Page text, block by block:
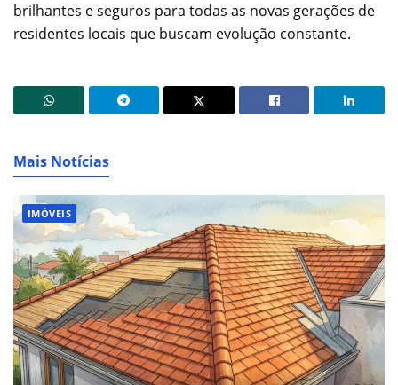
brilhantes e seguros para todas as novas gerações de
residentes locais que buscam evolução constante.
Mais Notícias
IMÓVEIS